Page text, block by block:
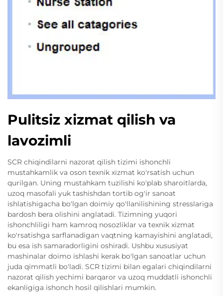
Pulitsiz xizmat qilish va
lavozimli
SCR chiqindilarni nazorat qilish tizimi ishonchli
mustahkamlik va oson texnik xizmat ko'rsatish uchun
qurilgan. Uning mustahkam tuzilishi ko'plab sharoitlarda,
uzoq masofali yuk tashishdan tortib og'ir sanoat
ishlatishigacha bo'lgan doimiy qo'llanilishining stresslariga
bardosh bera olishini anglatadi. Tizimning yuqori
ishonchliligi ham kamroq nosozliklar va texnik xizmat
ko'rsatishga sarflanadigan vaqtning kamayishini anglatadi,
bu esa ish samaradorligini oshiradi. Ushbu xususiyat
mashinalar doimo ishlashi kerak bo'lgan sanoatlar uchun
juda qimmatli bo'ladi. SCR tizimi bilan egalari chiqindilarni
nazorat qilish yechimi barqaror va uzoq muddatli ishonchli
ekanligiga ishonch hosil qilishlari mumkin.